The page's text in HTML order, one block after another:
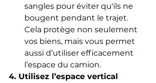
sangles pour éviter qu'ils ne
bougent pendant le trajet.
Cela protège non seulement
vos biens, mais vous permet
aussi d’utiliser efficacement
l’espace du camion.
4. Utilisez l’espace vertical